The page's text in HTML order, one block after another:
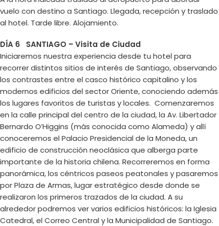
vuelo con destino a Santiago. Llegada, recepción y traslado
al hotel. Tarde libre. Alojamiento.
DÍA 6 SANTIAGO – Visita de Ciudad
Iniciaremos nuestra experiencia desde tu hotel para
recorrer distintos sitios de interés de Santiago, observando
los contrastes entre el casco histórico capitalino y los
modernos edificios del sector Oriente, conociendo además
los lugares favoritos de turistas y locales. Comenzaremos
en la calle principal del centro de la ciudad, la Av. Libertador
Bernardo O’Higgins (más conocida como Alameda) y allí
conoceremos el Palacio Presidencial de la Moneda, un
edificio de construcción neoclásica que alberga parte
importante de la historia chilena. Recorreremos en forma
panorámica, los céntricos paseos peatonales y pasaremos
por Plaza de Armas, lugar estratégico desde donde se
realizaron los primeros trazados de la ciudad. A su
alrededor podremos ver varios edificios históricos: la Iglesia
Catedral, el Correo Central y la Municipalidad de Santiago.